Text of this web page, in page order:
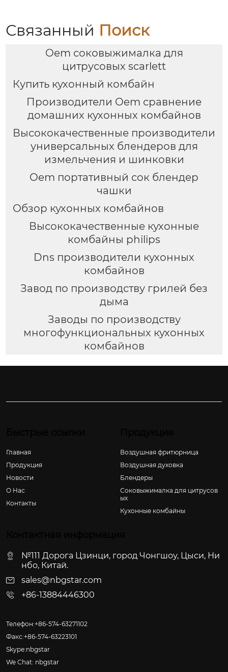
Связанный Поиск
Oem соковыжималка для
цитрусовых scarlett
Купить кухонный комбайн
Производители Oem сравнение
домашних кухонных комбайнов
Высококачественные производители
универсальных блендеров для
измельчения и шинковки
Oem портативный сок блендер
чашки
Обзор кухонных комбайнов
Высококачественные кухонные
комбайны philips
Dns производители кухонных
комбайнов
Завод по производству грилей без
дыма
Заводы по производству
многофункциональных кухонных
комбайнов
Главная
Продукция
Новости
О Hас
Контакты
Воздушная фритюрница
Воздушная духовка
Блендеры
Соковыжималка для цитрусов
ых
Кухонные комбайны
№111 Дорога Цзинци, город Чонгшоу, Цыси, Ни
нбо, Китай.
sales@nbgstar.com
+86-13884446300
Телефон:+86-574-63271102
Факс:+86-574-63223101
Skype:nbgstar
We Chat: nbgstar